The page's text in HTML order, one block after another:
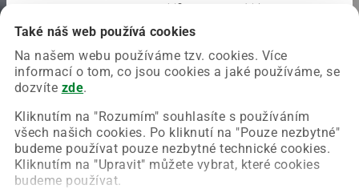
Také náš web používá cookies
Na našem webu používáme tzv. cookies. Více
informací o tom, co jsou cookies a jaké používáme, se
dozvíte zde.
Kliknutím na "Rozumím" souhlasíte s používáním
všech našich cookies. Po kliknutí na "Pouze nezbytné"
budeme používat pouze nezbytné technické cookies.
Kliknutím na "Upravit" můžete vybrat, které cookies
budeme používat.
Chyba nastala na naší straně a už ji opravujeme.
Zkuste prosím znovu načíst požadovanou stránku.
Obnovit stránku Úvodní strana